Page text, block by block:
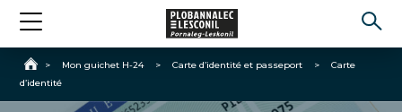
Accueil
> Mon guichet H-24 > Carte d’identité et passeport >
Carte
d’identité